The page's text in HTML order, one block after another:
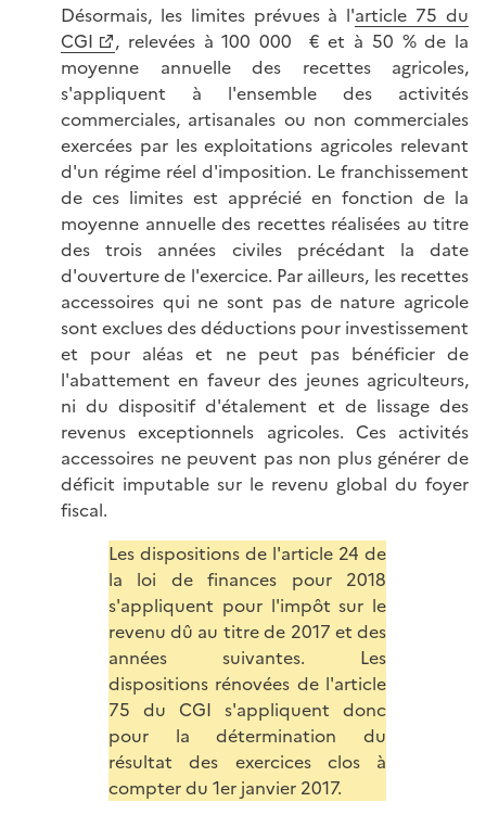
Désormais, les limites prévues à l'article 75 du
CGI
, relevées à 100 000 € et à 50 % de la
moyenne annuelle des recettes agricoles,
s'appliquent à l'ensemble des activités
commerciales, artisanales ou non commerciales
exercées par les exploitations agricoles relevant
d'un régime réel d'imposition. Le franchissement
de ces limites est apprécié en fonction de la
moyenne annuelle des recettes réalisées au titre
des trois années civiles précédant la date
d'ouverture de l'exercice. Par ailleurs, les recettes
accessoires qui ne sont pas de nature agricole
sont exclues des déductions pour investissement
et pour aléas et ne peut pas bénéficier de
l'abattement en faveur des jeunes agriculteurs,
ni du dispositif d'étalement et de lissage des
revenus exceptionnels agricoles. Ces activités
accessoires ne peuvent pas non plus générer de
déficit imputable sur le revenu global du foyer
fiscal.
Les dispositions de l'article 24 de
la loi de finances pour 2018
s'appliquent pour l'impôt sur le
revenu dû au titre de 2017 et des
années suivantes. Les
dispositions rénovées de l'article
75 du CGI s'appliquent donc
pour la détermination du
résultat des exercices clos à
compter du 1er janvier 2017.